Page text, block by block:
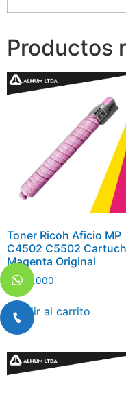
Productos
Toner Ricoh Aficio MP
C4502 C5502
Magenta Original
$475.000
Añadir al carrito